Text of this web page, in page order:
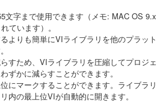
文字まで使用できます（メモ: MAC OS 9.x
ています）。
よりも簡単にVIライブラリを他のプラット
すため、VIライブラリを圧縮してプロジェ
ずかに減らすことができます。
にマークすることができます。ライブラリ
内の最上位VIが自動的に開きます。